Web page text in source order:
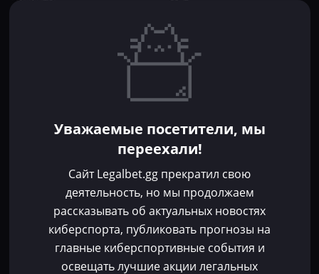
Букмекеры
CS 2
Фрибеты
Без депозита
Контакты
Пользовательское соглашение
Политика конфиденциальности
Уважаемые посетители, мы
переехали!
Сайт Legalbet.gg прекратил свою
деятельность, но мы продолжаем
рассказывать об актуальных новостях
киберспорта, публиковать прогнозы на
главные киберспортивные события и
освещать лучшие акции легальных